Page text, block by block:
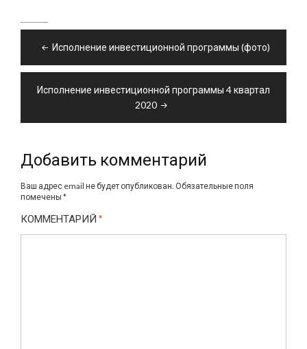
записям
Исполнение инвестиционной программы (фото)
Исполнение инвестиционной программы 4 квартал
2020
Добавить комментарий
Ваш адрес email не будет опубликован. Обязательные поля
помечены *
КОММЕНТАРИЙ *